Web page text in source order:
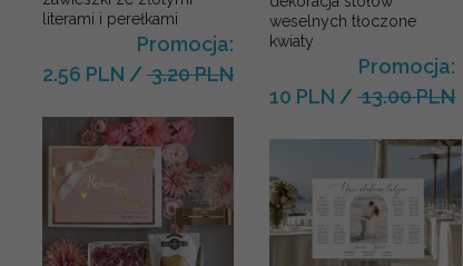
literami i perełkami
Promocja:
2.56 PLN / 3.20 PLN
weselnych tłoczone
kwiaty
Promocja:
10 PLN /13.00 PLN